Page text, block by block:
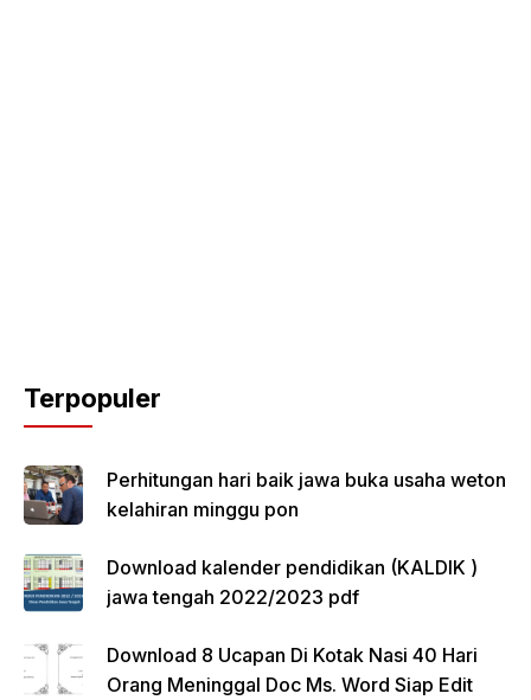
Terpopuler
Perhitungan hari baik jawa buka usaha weton
kelahiran minggu pon
Download kalender pendidikan (KALDIK )
jawa tengah 2022/2023 pdf
Download 8 Ucapan Di Kotak Nasi 40 Hari
Orang Meninggal Doc Ms. Word Siap Edit